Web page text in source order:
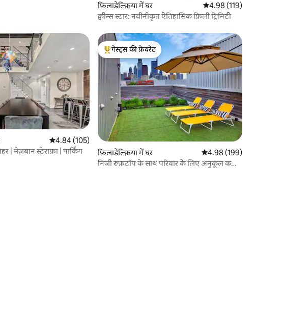
फ़िलाडेल्फ़िया में घर औसत रेटिंग 5 में से 4.98,
4.98 (119)
क्वीन्स स्टार: नवीनीकृत ऐतिहासिक फ़िली ट्रिनिटी
औसत रेटिंग 5 में से 4.84, 105 समीक्षाएँ
4.84 (105)
| मेज़बान स्टेराफ़ा | पार्किंग
गेस्ट्स का टॉप फ़ेवरेट
गेस्ट्स की फ़ेवरेट
फ़िलाडेल्फ़िया में घर औसत रेटिंग 5 में से 4.98,
4.98 (199)
निजी रूफ़टॉप के साथ परिवार के लिए अनुकूल कला